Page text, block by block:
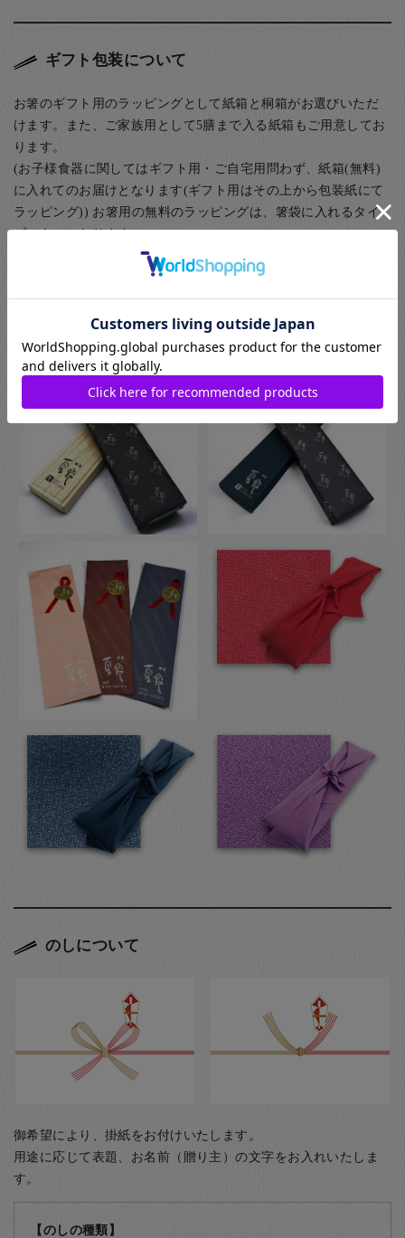
ギフト包装について
お箸のギフト用のラッピングとして紙箱と桐箱がお選びいただ
けます。また、ご家族用として5膳まで入る紙箱もご用意してお
ります。
(お子様食器に関してはギフト用・ご自宅用問わず、紙箱(無料)
に入れてのお届けとなります(ギフト用はその上から包装紙にて
ラッピング)) お箸用の無料のラッピングは、箸袋に入れるタイ
プのものになります。
お箸用のギフトボックスをご注文いただいた方は、￥440-(税別)
のしについて
御希望により、掛紙をお付けいたします。
用途に応じて表題、お名前（贈り主）の文字をお入れいたしま
す。
【のしの種類】